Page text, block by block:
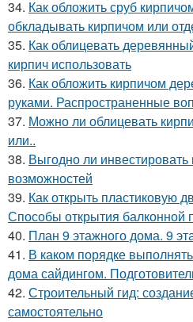
34. Как обложить сруб
обкладывать кирпичом или
35. Как облицевать
кирпич использовать
36. Как обложить кирпичом
руками. Распространенные
37. Можно ли облицевать
или..
38. Выгодно ли
возможностей
39. Как открыть пластиковую
Способы открытия балконной
40. План 9 этажного дома. 9
41. В каком порядке
дома сайдингом.
42. Строительный гид:
самостоятельно